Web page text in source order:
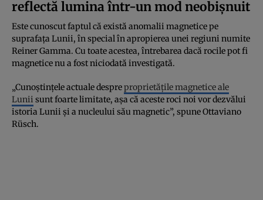
reflectă lumina într-un mod neobișnuit
Este cunoscut faptul că există anomalii magnetice pe
suprafața Lunii, în special în apropierea unei regiuni numite
Reiner Gamma. Cu toate acestea, întrebarea dacă rocile pot fi
magnetice nu a fost niciodată investigată.
„Cunoștințele actuale despreproprietățile magnetice ale
Lunii sunt foarte limitate, așa că aceste roci noi vor dezvălui
istoria Lunii și a nucleului său magnetic”, spune Ottaviano
Rüsch.